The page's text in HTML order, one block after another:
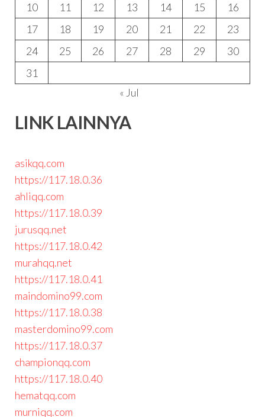
10
11 12 13 14 15
16
17
18 19 20 21 22
23
24
25 26 27 28 29
30
31
« Jul
LINK LAINNYA
asikqq.com
https://117.18.0.36
ahliqq.com
https://117.18.0.39
jurusqq.net
https://117.18.0.42
murahqq.net
https://117.18.0.41
maindomino99.com
https://117.18.0.38
masterdomino99.com
https://117.18.0.37
championqq.com
https://117.18.0.40
hematqq.com
murniqq.com